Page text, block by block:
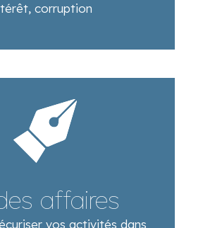
corruption
affaires
vos activités dans